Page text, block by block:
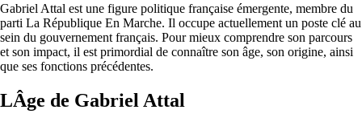
Gabriel Attal est une figure politique française émergente, membre du
parti La République En Marche. Il occupe actuellement un poste clé au
sein du gouvernement français. Pour mieux comprendre son parcours
et son impact, il est primordial de connaître son âge, son origine, ainsi
que ses fonctions précédentes.
LÂge de Gabriel Attal